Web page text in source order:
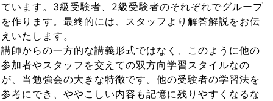
ています。3級受験者、2級受験者のそれぞれでグループ
を作ります。最終的には、スタッフより解答解説をお伝
えいたします。
講師からの一方的な講義形式ではなく、このように他の
参加者やスタッフを交えての双方向学習スタイルなの
が、当勉強会の大きな特徴です。他の受験者の学習法を
参考にでき、ややこしい内容も記憶に残りやすくなるな